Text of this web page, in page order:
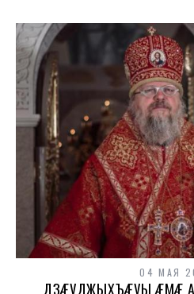
04 МАЯ
ДЗÆУДЖЫХЪÆУЫ ÆМÆ